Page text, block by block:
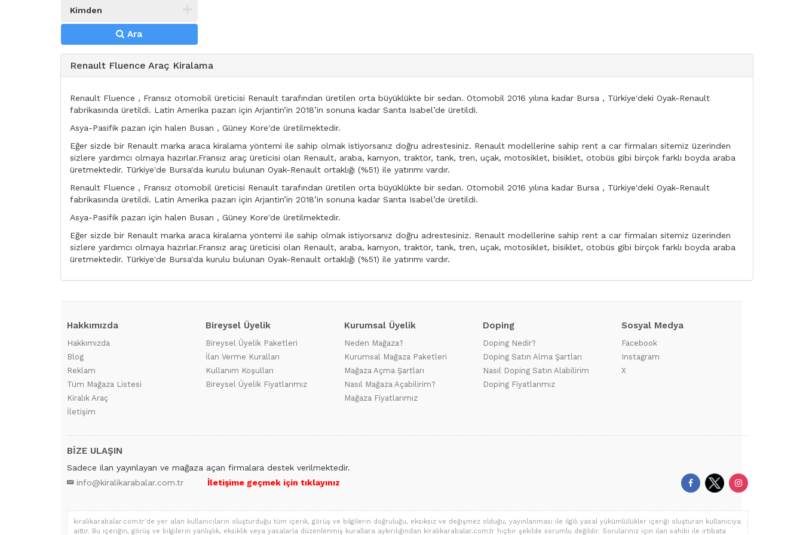
Kimden
Ara
Renault Fluence Araç Kiralama
Renault Fluence , Fransız otomobil üreticisi Renault tarafından üretilen orta büyüklükte bir sedan. Otomobil 2016 yılına kadar Bursa , Türkiye'deki Oyak-Renault
fabrikasında üretildi. Latin Amerika pazarı için Arjantin’in 2018’in sonuna kadar Santa Isabel’de üretildi.
Asya-Pasifik pazarı için halen Busan , Güney Kore'de üretilmektedir.
Eğer sizde bir Renault marka araca kiralama yöntemi ile sahip olmak istiyorsanız doğru adrestesiniz. Renault modellerine sahip rent a car firmaları sitemiz üzerinden
sizlere yardımcı olmaya hazırlar.Fransız araç üreticisi olan Renault, araba, kamyon, traktör, tank, tren, uçak, motosiklet, bisiklet, otobüs gibi birçok farklı boyda araba
üretmektedir. Türkiye'de Bursa'da kurulu bulunan Oyak-Renault ortaklığı (%51) ile yatırımı vardır.
Renault Fluence , Fransız otomobil üreticisi Renault tarafından üretilen orta büyüklükte bir sedan. Otomobil 2016 yılına kadar Bursa , Türkiye'deki Oyak-Renault
fabrikasında üretildi. Latin Amerika pazarı için Arjantin’in 2018’in sonuna kadar Santa Isabel’de üretildi.
Asya-Pasifik pazarı için halen Busan , Güney Kore'de üretilmektedir.
Eğer sizde bir Renault marka araca kiralama yöntemi ile sahip olmak istiyorsanız doğru adrestesiniz. Renault modellerine sahip rent a car firmaları sitemiz üzerinden
sizlere yardımcı olmaya hazırlar.Fransız araç üreticisi olan Renault, araba, kamyon, traktör, tank, tren, uçak, motosiklet, bisiklet, otobüs gibi birçok farklı boyda araba
üretmektedir. Türkiye'de Bursa'da kurulu bulunan Oyak-Renault ortaklığı (%51) ile yatırımı vardır.
Hakkımızda
Hakkımızda
Blog
Reklam
Tüm Mağaza Listesi
Kiralık Araç
İletişim
Bireysel Üyelik
Bireysel Üyelik Paketleri
İlan Verme Kuralları
Kullanım Koşulları
Bireysel Üyelik Fiyatlarımız
Kurumsal Üyelik
Neden Mağaza?
Kurumsal Mağaza Paketleri
Mağaza Açma Şartları
Nasıl Mağaza Açabilirim?
Mağaza Fiyatlarımız
Doping
Doping Nedir?
Doping Satın Alma Şartları
Nasıl Doping Satın Alabilirim
Doping Fiyatlarımız
Sosyal Medya
Facebook
Instagram
X
BİZE ULAŞIN
Sadece ilan yayınlayan ve mağaza açan firmalara destek verilmektedir.
info@kiralikarabalar.com.tr
İletişime geçmek için tıklayınız
kiralikarabalar.com.tr'de yer alan kullanıcıların oluşturduğu tüm içerik, görüş ve bilgilerin doğruluğu, eksiksiz ve değişmez olduğu, yayınlanması ile ilgili yasal yükümlülükler içeriği oluşturan kullanıcıya
aittir. Bu içeriğin, görüş ve bilgilerin yanlışlık, eksiklik veya yasalarla düzenlenmiş kurallara aykırılığından kiralikarabalar.com.tr hiçbir şekilde sorumlu değildir. Sorularınız için ilan sahibi ile irtibata